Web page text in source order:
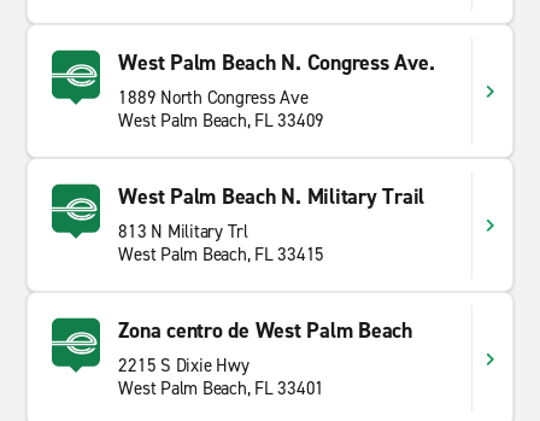
West Palm Beach N. Congress Ave.
1889 North Congress Ave
West Palm Beach, FL 33409
West Palm Beach N. Military Trail
813 N Military Trl
West Palm Beach, FL 33415
Zona centro de West Palm Beach
2215 S Dixie Hwy
West Palm Beach, FL 33401